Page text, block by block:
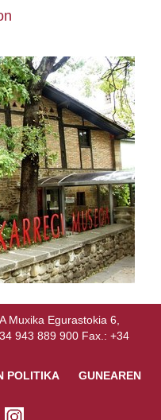
Muxika Egurastokia 6,
943 889 900 Fax.: +34
POLITIKA
GUNEAREN